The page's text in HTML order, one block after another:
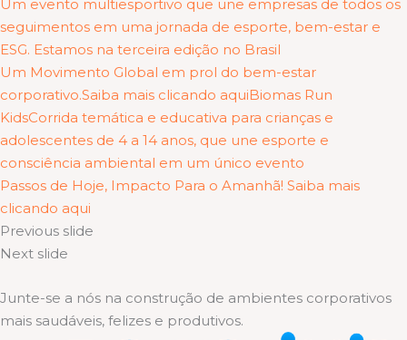
Um evento multiesportivo que une empresas de todos os
seguimentos em uma jornada de esporte, bem-estar e
ESG. Estamos na terceira edição no Brasil
Um Movimento Global em prol do bem-estar
corporativo.Saiba mais clicando aquiBiomas Run
KidsCorrida temática e educativa para crianças e
adolescentes de 4 a 14 anos, que une esporte e
consciência ambiental em um único evento
Passos de Hoje, Impacto Para o Amanhã! Saiba mais
clicando aqui
Previous slide
Next slide
Junte-se a nós na construção de ambientes corporativos
mais saudáveis, felizes e produtivos.